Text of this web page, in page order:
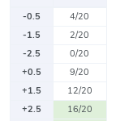
-0.5
4/20
-1.5
2/20
-2.5
0/20
+0.5
9/20
+1.5
12/20
+2.5
16/20